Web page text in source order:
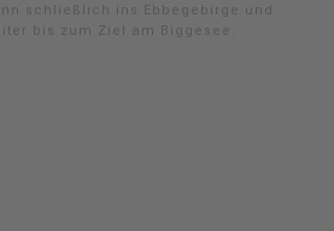
schließlich ins Ebbegebirge und
bis zum Ziel am Biggesee.